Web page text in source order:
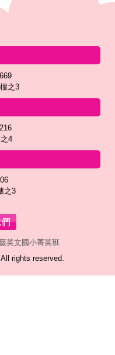
之3
4
之3
英文國小菁英班
rights reserved.